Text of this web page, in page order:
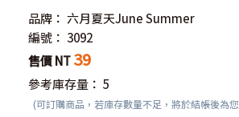
品牌：六月夏天June Summer
編號： 3092
售價 NT39
參考庫存量： 5
(可訂購商品，若庫存數量不足，將於結帳後為